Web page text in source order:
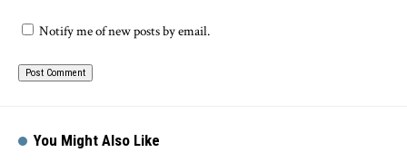
Notify me of new posts by email.
You Might Also Like